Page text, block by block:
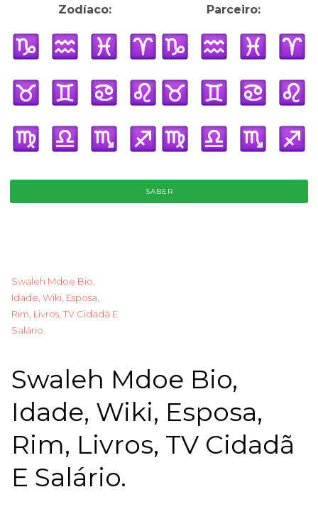
Zodíaco:
Parceiro:
SABER
Swaleh Mdoe Bio,
Idade, Wiki, Esposa,
Rim, Livros, TV Cidadã E
Salário.
Swaleh Mdoe Bio,
Idade, Wiki, Esposa,
Rim, Livros, TV Cidadã
E Salário.